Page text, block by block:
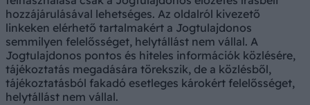
hozzájárulásával lehetséges. Az oldalról kivezető
linkeken elérhető tartalmakért a Jogtulajdonos
semmilyen felelősséget, helytállást nem vállal. A
Jogtulajdonos pontos és hiteles információk közlésére,
tájékoztatás megadására törekszik, de a közlésből,
tájékoztatásból fakadó esetleges károkért felelősséget,
helytállást nem vállal.